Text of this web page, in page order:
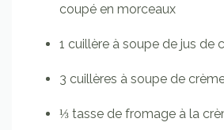
coupé en morceaux
1 cuillère à soupe de jus de
3 cuillères à soupe de
⅓ tasse de fromage à la